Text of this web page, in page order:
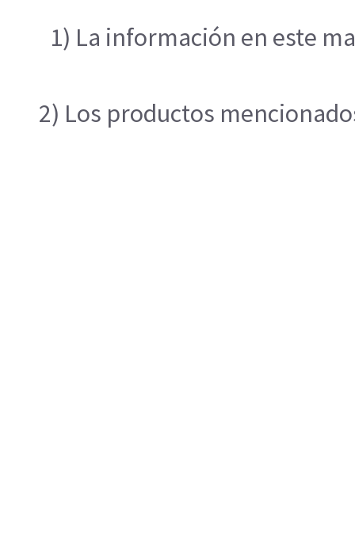
1) La información en este
2) Los productos